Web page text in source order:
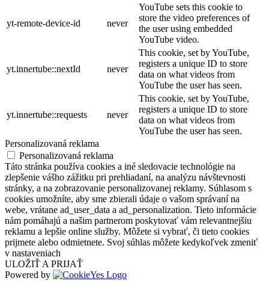
yt-remote-device-id never
YouTube sets this cookie to
store the video preferences of
the user using embedded
YouTube video.
yt.innertube::nextId never
This cookie, set by YouTube,
registers a unique ID to store
data on what videos from
YouTube the user has seen.
yt.innertube::requests never
This cookie, set by YouTube,
registers a unique ID to store
data on what videos from
YouTube the user has seen.
Personalizovaná reklama
Personalizovaná reklama
Táto stránka používa cookies a iné sledovacie technológie na
zlepšenie vášho zážitku pri prehliadaní, na analýzu návštevnosti
stránky, a na zobrazovanie personalizovanej reklamy. Súhlasom s
cookies umožníte, aby sme zbierali údaje o vašom správaní na
webe, vrátane ad_user_data a ad_personalization. Tieto informácie
nám pomáhajú a našim partnerom poskytovať vám relevantnejšiu
reklamu a lepšie online služby. Môžete si vybrať, či tieto cookies
prijmete alebo odmietnete. Svoj súhlas môžete kedykoľvek zmeniť
v nastaveniach
ULOŽIŤ A PRIJAŤ
Powered by